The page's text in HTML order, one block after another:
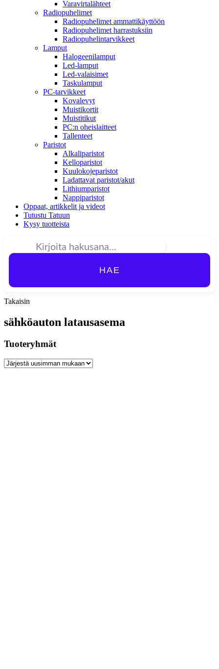
Varavirtalähteet
Radiopuhelimet
Radiopuhelimet ammattikäyttöön
Radiopuhelimet harrastuksiin
Radiopuhelintarvikkeet
Lamput
Halogeenilamput
Led-lamput
Led-valaisimet
Taskulamput
PC-tarvikkeet
Kovalevyt
Muistikortit
Muistitikut
PC:n oheislaitteet
Tallenteet
Paristot
Alkaliparistot
Kelloparistot
Kuulokojeparistot
Ladattavat paristot/akut
Lithiumparistot
Nappiparistot
Oppaat, artikkelit ja videot
Tutustu Tatuun
Kysy tuotteista
HAE
Takaisin
sähköauton latausasema
Tuoteryhmät